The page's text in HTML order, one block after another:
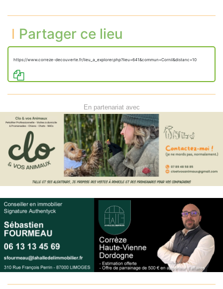
Partager ce lieu
https://www.correze-decouverte.fr/lieu_a_explorer.php?lieu=641&commun=Cornil&distanc=10
En partenariat avec